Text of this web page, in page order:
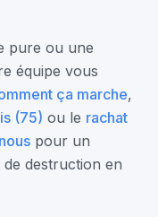
pure ou une
équipe vous
ça marche,
(75) ou le rachat
pour un
destruction en